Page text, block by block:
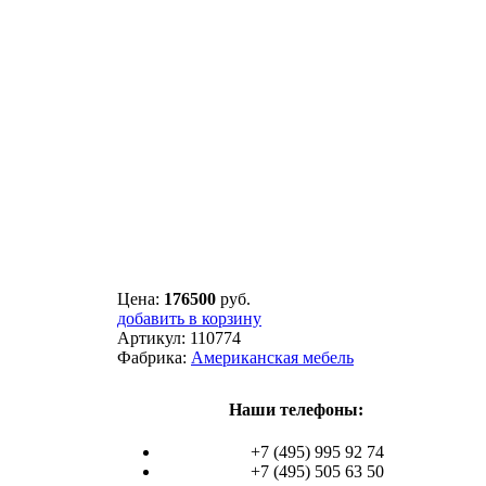
Цена: 176500 руб.
добавить в корзину
Артикул: 110774
Фабрика: Американская мебель
Наши телефоны:
+7 (495) 995 92 74
+7 (495) 505 63 50